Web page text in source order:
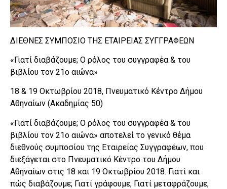
ΔΙΕΘΝΕΣ ΣΥΜΠΟΣΙΟ ΤΗΣ ΕΤΑΙΡΕΙΑΣ ΣΥΓΓΡΑΦΕΩΝ
«Γιατί διαβάζουμε; Ο ρόλος του συγγραφέα & του
βιβλίου τον 21ο αιώνα»
18 & 19 Οκτωβρίου 2018, Πνευματικό Κέντρο Δήμου
Αθηναίων (Ακαδημίας 50)
«Γιατί διαβάζουμε; Ο ρόλος του συγγραφέα & του
βιβλίου τον 21ο αιώνα» αποτελεί το γενικό θέμα
διεθνούς συμποσίου της Εταιρείας Συγγραφέων, που
διεξάγεται στο Πνευματικό Κέντρο του Δήμου
Αθηναίων στις 18 και 19 Οκτωβρίου 2018. Γιατί και
πώς διαβάζουμε; Γιατί γράφουμε; Γιατί μεταφράζουμε;